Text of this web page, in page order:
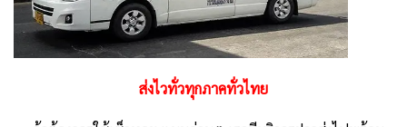
ส่งไวทั่วทุกภาคทั่วไทย